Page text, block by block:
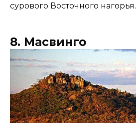
сурового Восточного нагорья.
8. Масвинго